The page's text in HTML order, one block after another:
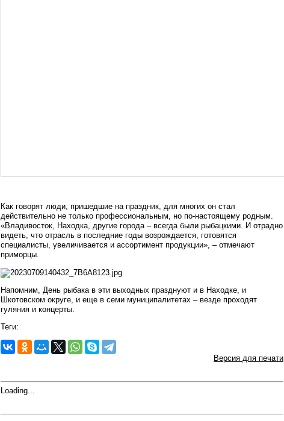
Как говорят люди, пришедшие на праздник, для многих он стал
действительно не только профессиональным, но по-настоящему родным.
«Владивосток, Находка, другие города – всегда были рыбацкими. И отрадно
видеть, что отрасль в последние годы возрождается, готовятся
специалисты, увеличивается и ассортимент продукции», – отмечают
приморцы.
Напомним, День рыбака в эти выходных празднуют и в Находке, и
Шкотовском округе, и еще в семи муниципалитетах – везде проходят
гуляния и концерты.
Теги:
Версия для печати
Loading...